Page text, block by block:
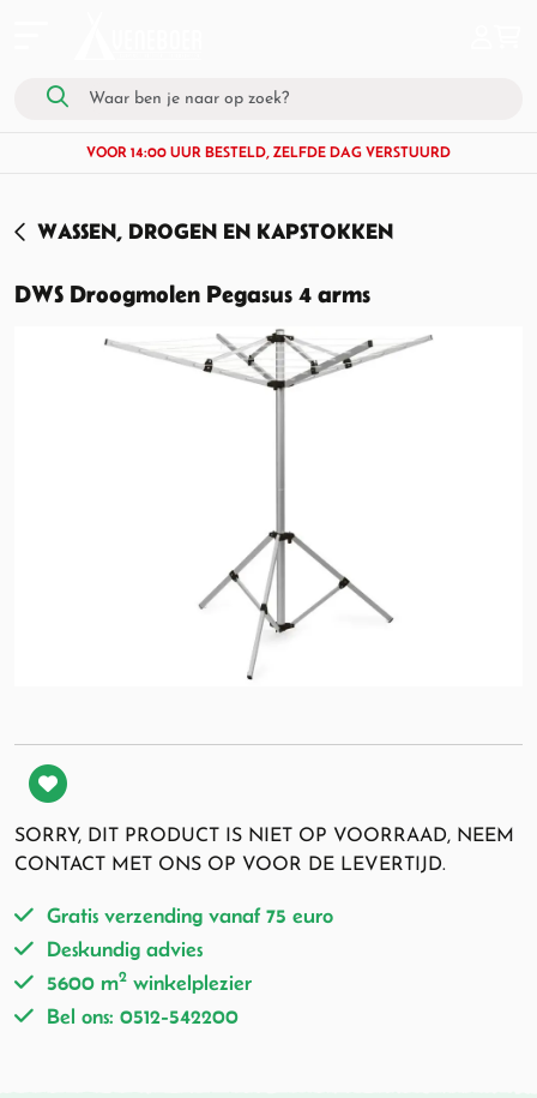
VOOR 14:00 UUR BESTELD, ZELFDE DAG VERSTUURD
WASSEN, DROGEN EN KAPSTOKKEN
DWS Droogmolen Pegasus 4 arms
SORRY, DIT PRODUCT IS NIET OP VOORRAAD, NEEM
CONTACT MET ONS OP VOOR DE LEVERTIJD.
Gratis verzending vanaf 75 euro
Deskundig advies
5600 m2 winkelplezier
Bel ons: 0512-542200